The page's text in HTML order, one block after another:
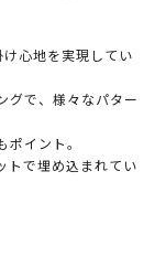
心地を実現してい
グで、様々なパター
イント。
トで埋め込まれてい